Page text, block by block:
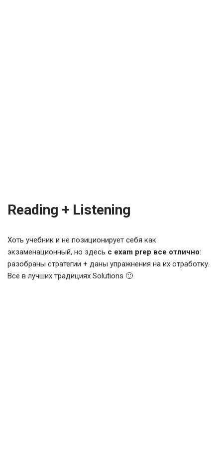
Reading + Listening
Хоть учебник и не позиционирует себя как
экзаменационный, но здесь с exam prep все отлично:
разобраны стратегии + даны упражнения на их отработку.
Все в лучших традициях Solutions 🙂